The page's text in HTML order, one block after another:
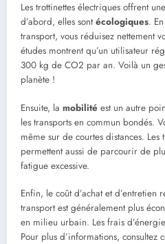
Les trottinettes électriques offrent
d’abord, elles sontécologiques.
transport, vous réduisez nettement
études montrent qu’un utilisateur
300 kg de CO2 par an. Voilà un
planète !
Ensuite, la mobilité est un autre
les transports en commun bondés.
même sur de courtes distances. Les
permettent aussi de parcourir de
fatigue excessive.
Enfin, le coût d’achat et
transport est généralement plus
en milieu urbain. Les frais
Pour plus d’informations, consultez